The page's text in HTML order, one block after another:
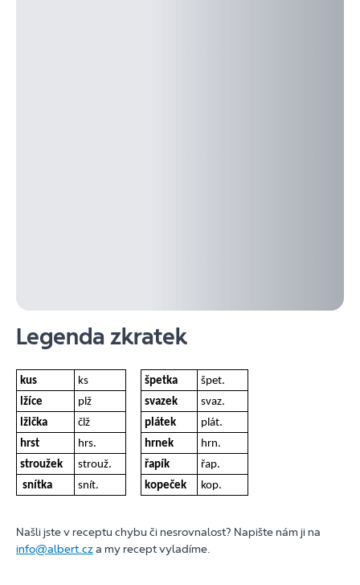
Legenda zkratek
kus ks špetka
špet.
lžíce
plž svazek
svaz.
lžička
člž plátek
plát.
hrst
hrs. hrnek
hrn.
stroužek
strouž. řapík
řap.
snítka
snít. kopeček kop.
Našli jste v receptu chybu či nesrovnalost? Napište nám ji na
info@albert.cza my recept vyladíme.